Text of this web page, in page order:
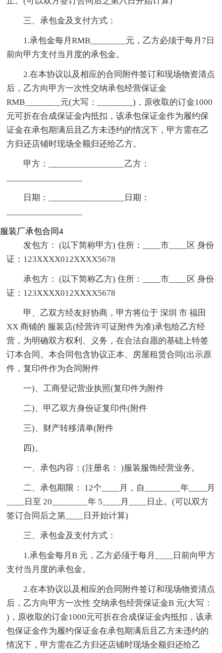
三、承包金及支付方式：
1.承包金每月RMB________元，乙方必须于每月7日
前向甲方支付当月度的承包金。
2.在本协议以及相应的合同附件签订和现场物资清点
后，乙方向甲方一次性交纳承包经营保证金
RMB________元(大写：________)，原收取的订金1000
元可折在合成保证金内抵扣，该承包保证金作为履约保
证金在承包期满后且乙方未违约的情况下，甲方需在乙
方归还店铺时现场全额归还给乙方。
甲方：_________________乙方：
日期：_________________日期：
服装厂承包合同4
发包方： (以下简称甲方) 住所：____市____区 身份
证：123XXXX012XXXX5678
承包方： (以下简称乙方) 住所：____市____区 身份
证：123XXXX012XXXX5678
甲、乙双方经友好协商，甲方将位于 深圳 市 福田
XX 商铺的 服装店(经营许可证附件为准)承包给乙方经
营，为明确双方权利、义务，在合法自愿的基础上特签
订本合同。本合同包含协议正本、房屋租赁合同(出示原
件，复印件作为合同附件
一)、工商登记营业执照(复印件为附件
二)、甲乙双方身份证复印件(附件
三)、财产转移清单(附件
四)。
一、承包内容：(注册名： )服装服饰经营业务。
二、承包期限： 12个____月，自________年____月
____日至 20________年 5____月____日止。(可以双方
签订合同后之第____日开始计算)
三、承包金及支付方式：
1.承包金每月B 元，乙方必须于每月____日前向甲方
支付当月度的承包金。
2.在本协议以及相应的合同附件签订和现场物资清点
后，乙方向甲方一次性 交纳承包经营保证金B 元(大写：
)，原收取的订金1000元可折在合成保证金内抵扣，该承
包保证金作为履约保证金在承包期满后且乙方未违约的
情况下，甲方需在乙方归还店铺时现场全额归还给乙